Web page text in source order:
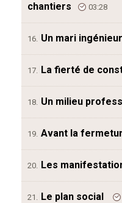
chantiers
03:28
16. Un mari
17. La fierté de
18. Un milieu
19. Avant la
20. Les
21. Le plan social